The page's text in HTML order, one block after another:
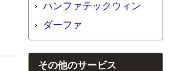
ハンファテックウィン
ダーファ
その他のサービス